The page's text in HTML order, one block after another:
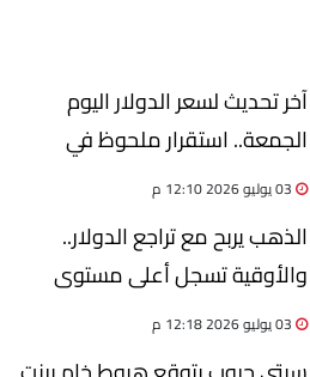
آخر تحديث لسعر الدولار اليوم
الجمعة.. استقرار ملحوظ في
جميع البنوك
03 يوليو 2026 12:10 م
الذهب يربح مع تراجع الدولار..
والأوقية تسجل أعلى مستوى
منذ 23 يونيو
03 يوليو 2026 12:18 م